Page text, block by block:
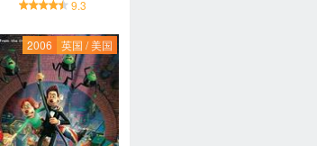
9.3
2006 英国 / 美国